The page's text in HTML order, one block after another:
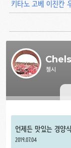
키타노 고베 이진칸
첼시
언제든 맛있는 경양
양정
2019.07.04